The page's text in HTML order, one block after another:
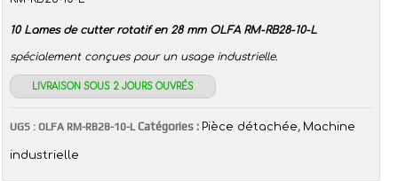
10 Lames de cutter rotatif en 28 mm OLFA RM-RB28-10-L
spécialement conçues pour un usage industrielle.
LIVRAISON SOUS 2 JOURS OUVRÉS
UGS : OLFA RM-RB28-10-L Catégories : Pièce détachée, Machine
industrielle